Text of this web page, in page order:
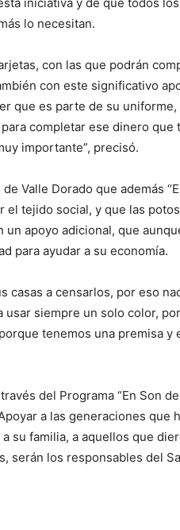
lo necesitan.
con las que podrán
con este significativo
que es parte de su
completar ese dinero que
importante”, precisó.
Valle Dorado que además
el tejido social, y que las
apoyo adicional, que
para ayudar a su economía.
casas a censarlos, por eso
usar siempre un solo color,
tenemos una premisa y
del Programa “En Son
a las generaciones que
su familia, a aquellos que
serán los responsables del